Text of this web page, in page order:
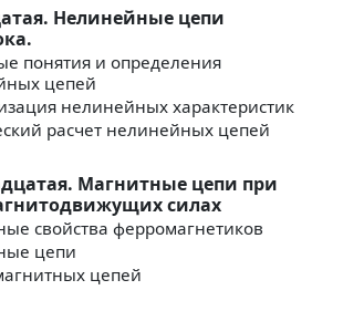
Нелинейные цепи
понятия и определения
цепей
нелинейных характеристик
расчет нелинейных цепей
Магнитные цепи при
силах
свойства ферромагнетиков
цепи
цепей